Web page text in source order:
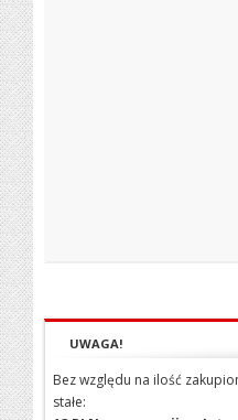
UWAGA!
Bez względu na ilość
stałe: